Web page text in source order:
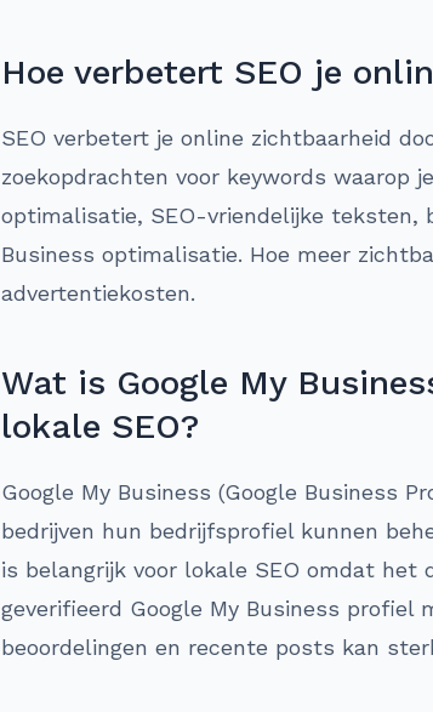
Hoe verbetert SEO je
SEO verbetert je online zichtbaarheid
zoekopdrachten voor keywords waarop
optimalisatie, SEO-vriendelijke teksten,
Business optimalisatie. Hoe meer
advertentiekosten.
Wat is Google My
lokale SEO?
Google My Business (Google Business
bedrijven hun bedrijfsprofiel kunnen
is belangrijk voor lokale SEO omdat het
geverifieerd Google My Business
beoordelingen en recente posts kan